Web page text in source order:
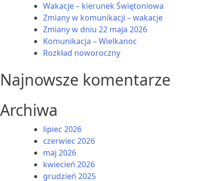
Wakacje – kierunek Świętoniowa
Zmiany w komunikacji – wakacje
Zmiany w dniu 22 maja 2026
Komunikacja – Wielkanoc
Rozkład noworoczny
Najnowsze komentarze
Archiwa
lipiec 2026
czerwiec 2026
maj 2026
kwiecień 2026
grudzień 2025